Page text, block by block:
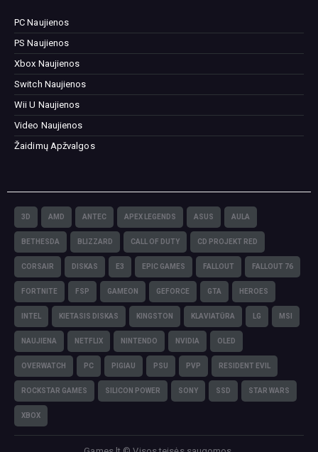
PC Naujienos
PS Naujienos
Xbox Naujienos
Switch Naujienos
Wii U Naujienos
Video Naujienos
Žaidimų Apžvalgos
3D AMD ANTEC APEX LEGENDS ASUS AULA
BETHESDA BLIZZARD CALL OF DUTY CD PROJEKT RED
CORSAIR DISKAS E3 EPIC GAMES FALLOUT FALLOUT 76
FORTNITE FSP GAMEON GEFORCE GTA HEROES
INTEL KIETASIS DISKAS KINGSTON KLAVIATŪRA LG MSI
NAUJIENA NETFLIX NINTENDO NVIDIA OLED
OVERWATCH PC PIGIAU PSU PVP RESIDENT EVIL
ROCKSTAR GAMES SILICON POWER SONY SSD STAR WARS
XBOX